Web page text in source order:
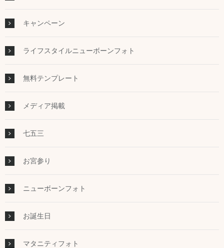
キャンペーン
ライフスタイルニューボーンフォト
無料テンプレート
メディア掲載
七五三
お宮参り
ニューボーンフォト
お誕生日
マタニティフォト